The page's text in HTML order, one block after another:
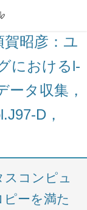
賀昭彦：ユ
におけるl-
タ収集，
D，
コンピュ
ーを満た